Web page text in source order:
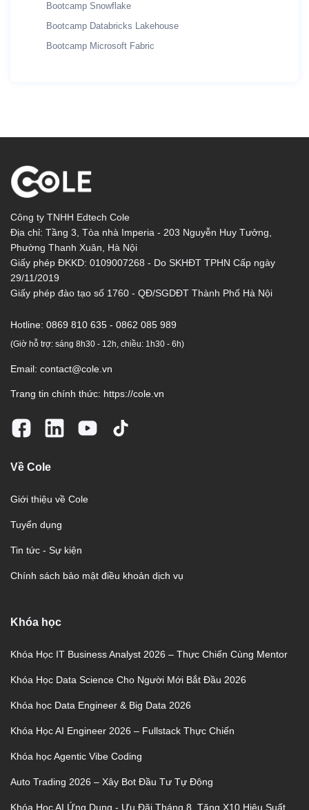
Bootcamp Snowflake
Bootcamp Databricks Lakehouse
Bootcamp Microsoft Fabric
Công ty TNHH Edtech Cole
Địa chỉ: Tầng 3, Tòa nhà Imperia - 203 Nguyễn Huy Tưởng,
Phường Thanh Xuân, Hà Nội
Giấy phép ĐKKD: 0109007268 - Do SKHĐT TPHN Cấp ngày
29/11/2019
Giấy phép đào tạo số 1760 - QĐ/SGDĐT Thành Phố Hà Nội
Hotline: 0869 810 635 - 0862 085 989
(Giờ hỗ trợ: sáng 8h30 - 12h, chiều: 1h30 - 6h)
Email: contact@cole.vn
Trang tin chính thức: https://cole.vn
Về Cole
Giới thiệu về Cole
Tuyển dụng
Tin tức - Sự kiện
Chính sách bảo mật điều khoản dịch vụ
Khóa học
Khóa Học IT Business Analyst 2026 – Thực Chiến Cùng Mentor
Khóa Học Data Science Cho Người Mới Bắt Đầu 2026
Khóa học Data Engineer & Big Data 2026
Khóa Học AI Engineer 2026 – Fullstack Thực Chiến
Khóa học Agentic Vibe Coding
Auto Trading 2026 – Xây Bot Đầu Tư Tự Động
Khóa Học AI Ứng Dụng - Ưu Đãi Tháng 8, Tăng X10 Hiệu Suất